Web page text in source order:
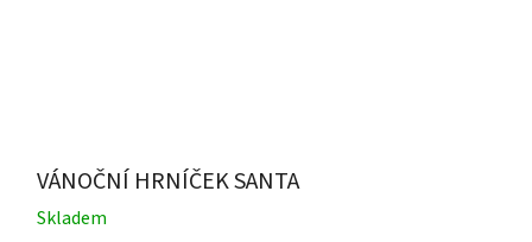
VÁNOČNÍ HRNÍČEK SANTA
Skladem